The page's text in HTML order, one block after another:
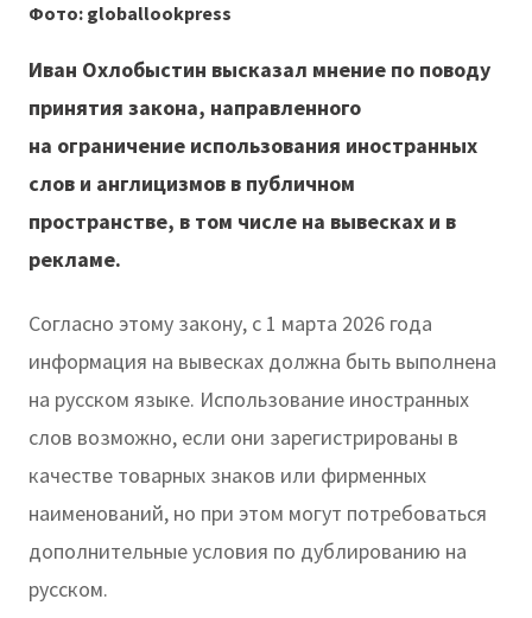
Фото: globallookpress
Иван Охлобыстин высказал мнение по поводу
принятия закона, направленного
на ограничение использования иностранных
слов и англицизмов в публичном
пространстве, в том числе на вывесках и в
рекламе.
Согласно этому закону, с 1 марта 2026 года
информация на вывесках должна быть выполнена
на русском языке. Использование иностранных
слов возможно, если они зарегистрированы в
качестве товарных знаков или фирменных
наименований, но при этом могут потребоваться
дополнительные условия по дублированию на
русском.